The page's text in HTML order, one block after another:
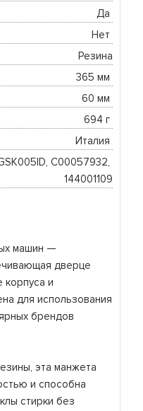
машин —
дверце
корпуса и
для использования
брендов
эта манжета
и способна
стирки без
Да
Нет
Резина
365 мм
60 мм
694 г
Италия
C00057932,
144001109